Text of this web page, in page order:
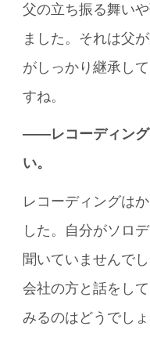
父の立ち振る舞い
ました。それは父
がしっかり継承し
すね。
――レコーディング
い。
レコーディングは
した。自分がソロ
聞いていませんで
会社の方と話をし
みるのはどうでし